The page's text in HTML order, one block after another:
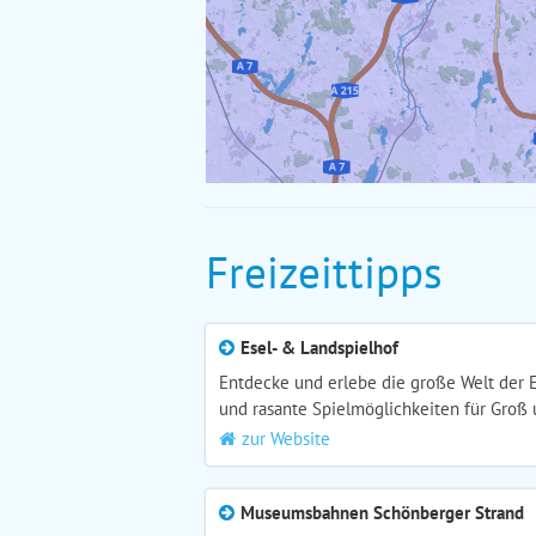
Freizeittipps
Esel- & Landspielhof
Entdecke und erlebe die große Welt der
und rasante Spielmöglichkeiten für Groß
zur Website
Museumsbahnen Schönberger Strand